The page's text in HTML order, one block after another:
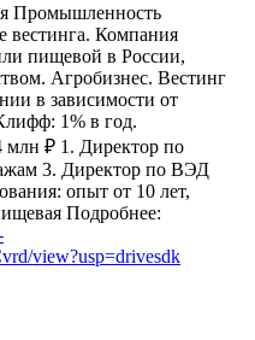
Промышленность
вестинга. Компания
пищевой в России,
Агробизнес. Вестинг
в зависимости от
1% в год.
млн ₽ 1. Директор по
3. Директор по ВЭД
опыт от 10 лет,
Подробнее:
view?usp=drivesdk